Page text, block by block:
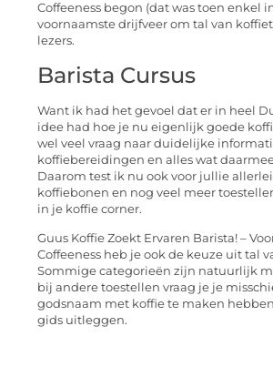
Coffeeness begon (dat was toen enkel
voornaamste drijfveer om tal van
lezers.
Barista Cursus
Want ik had het gevoel dat er in heel
idee had hoe je nu eigenlijk goede
wel veel vraag naar duidelijke
koffiebereidingen en alles wat
Daarom test ik nu ook voor jullie
koffiebonen en nog veel meer
in je koffie corner.
Guus Koffie Zoekt Ervaren Barista! –
Coffeeness heb je ook de keuze uit tal
Sommige categorieën zijn natuurlijk
bij andere toestellen vraag je je
godsnaam met koffie te maken
gids uitleggen.